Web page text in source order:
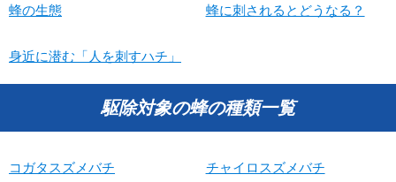
蜂の生態 蜂に刺されるとどうなる？
身近に潜む「人を刺すハチ」
駆除対象の蜂の種類一覧
コガタスズメバチ チャイロスズメバチ